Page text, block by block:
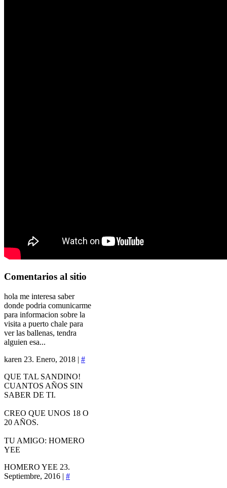
Comentarios al sitio
hola me interesa saber
donde podria comunicarme
para informacion sobre la
visita a puerto chale para
ver las ballenas, tendra
alguien esa...
karen 23. Enero, 2018 | #
QUE TAL SANDINO!
CUANTOS AÑOS SIN
SABER DE TI.
CREO QUE UNOS 18 O
20 AÑOS.
TU AMIGO: HOMERO
YEE
HOMERO YEE 23.
Septiembre, 2016 | #